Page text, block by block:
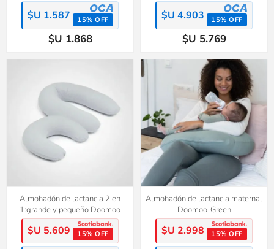
$U 1.587 15% OFF
$U 1.868
$U 4.903 15% OFF
$U 5.769
Almohadón de lactancia 2 en
1:grande y pequeño Doomoo
$U 5.609 15% OFF
Almohadón de lactancia maternal
Doomoo-Green
$U 2.998 15% OFF